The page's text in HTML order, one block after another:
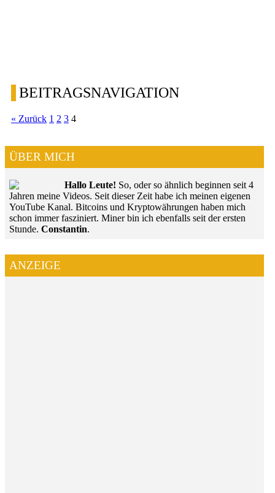
BEITRAGSNAVIGATION
« Zurück 1 2 3 4
ÜBER MICH
Hallo Leute! So, oder so ähnlich beginnen seit 4
Jahren meine Videos. Seit dieser Zeit habe ich meinen eigenen
YouTube Kanal. Bitcoins und Kryptowährungen haben mich
schon immer fasziniert. Miner bin ich ebenfalls seit der ersten
Stunde. Constantin.
ANZEIGE